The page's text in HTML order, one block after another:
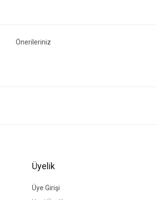
Önerileriniz
Üyelik
Üye Girişi